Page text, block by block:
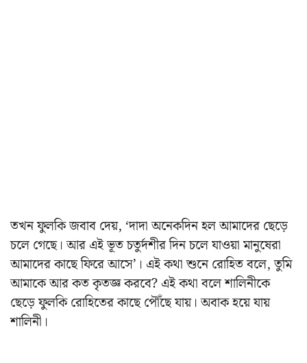
তখন ফুলকি জবাব দেয়, ‘দাদা অনেকদিন হল আমাদের ছেড়ে
চলে গেছে। আর এই ভূত চতুর্দশীর দিন চলে যাওয়া মানুষেরা
আমাদের কাছে ফিরে আসে’। এই কথা শুনে রোহিত বলে, তুমি
আমাকে আর কত কৃতজ্ঞ করবে? এই কথা বলে শালিনীকে
ছেড়ে ফুলকি রোহিতের কাছে পৌঁছে যায়। অবাক হয়ে যায়
শালিনী।